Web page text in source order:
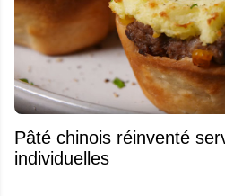
Pâté chinois réinventé
individuelles